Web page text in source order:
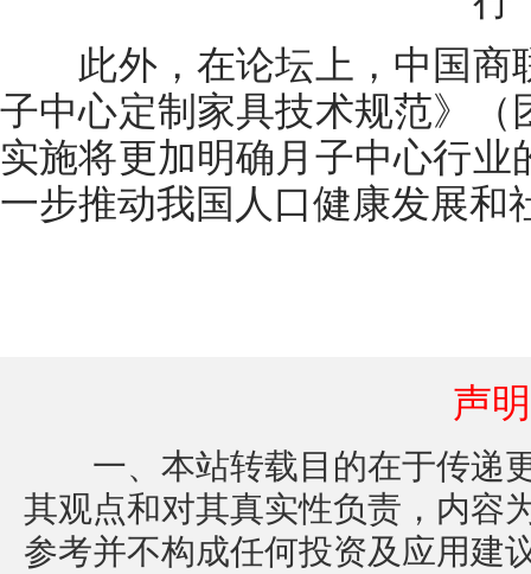
此外，在论坛上，中国商
子中心定制家具技术规范》（
实施将更加明确月子中心行
一步推动我国人口健康发展和
声明
一、本站转载目的在于传递
其观点和对其真实性负责，内容
参考并不构成任何投资及应用建